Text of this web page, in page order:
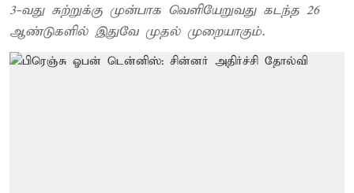
3-வது சுற்றுக்கு முன்பாக வெளியேறுவது கடந்த 26
ஆண்டுகளில் இதுவே முதல் முறையாகும்.